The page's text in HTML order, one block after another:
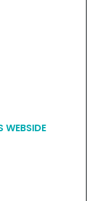
WEBSIDE